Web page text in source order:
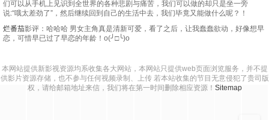
20251118 20251119 20251120 20251124
20251125 20251126 20251127 20251201
20251210 20251211 20251215 20251216
们可以从手机上见识到全世界的各种悲剧与痛苦，我们可以做的却只是坐一旁
说:“哦太差劲了”，然后继续回到自己的生活中去，我们毕竟又能做什么呢？！
烂番茄影评：哈哈哈 男女主角真是清新可爱，看了之后，让我蠢蠢欲动，好像想早
恋，可惜早已过了早恋的年龄！o(╯□╰)o
本网站提供新影视资源均系收集各大网站，本网站只提供web页面浏览服务，并不提
供影片资源存储，也不参与任何视频录制、上传 若本站收集的节目无意侵犯了贵司版
权，请给邮箱地址来信，我们将在第一时间删除相应资源！ Sitemap